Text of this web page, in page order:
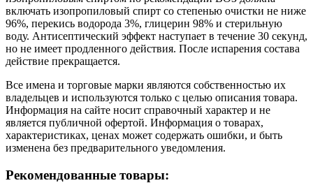
включать изопропиловый спирт со степенью очистки не ниже
96%, перекись водорода 3%, глицерин 98% и стерильную
воду. Антисептический эффект наступает в течение 30 секунд,
но не имеет продленного действия. После испарения состава
действие прекращается.
Все имена и торговые марки являются собственностью их
владельцев и используются только с целью описания товара.
Информация на сайте носит справочный характер и не
является публичной офертой. Информация о товарах,
характеристиках, ценах может содержать ошибки, и быть
изменена без предварительного уведомления.
Рекомендованные товары: